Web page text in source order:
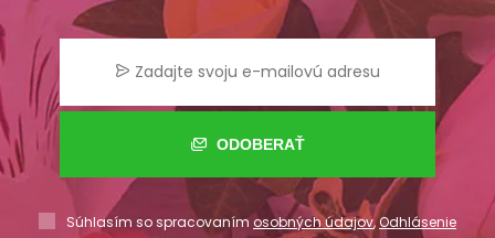
ODOBERAŤ
Súhlasím so spracovaním osobných údajov,Odhlásenie